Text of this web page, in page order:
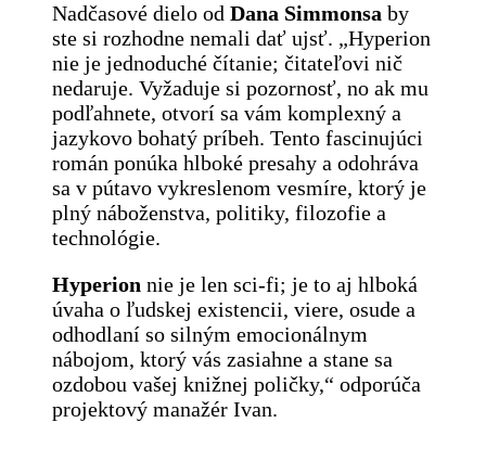
Nadčasové dielo od Dana Simmonsa by
ste si rozhodne nemali dať ujsť. „Hyperion
nie je jednoduché čítanie; čitateľovi nič
nedaruje. Vyžaduje si pozornosť, no ak mu
podľahnete, otvorí sa vám komplexný a
jazykovo bohatý príbeh. Tento fascinujúci
román ponúka hlboké presahy a odohráva
sa v pútavo vykreslenom vesmíre, ktorý je
plný náboženstva, politiky, filozofie a
technológie.
Hyperion nie je len sci-fi; je to aj hlboká
úvaha o ľudskej existencii, viere, osude a
odhodlaní so silným emocionálnym
nábojom, ktorý vás zasiahne a stane sa
ozdobou vašej knižnej poličky,“ odporúča
projektový manažér Ivan.